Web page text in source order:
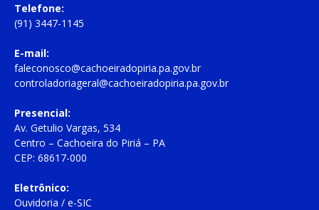
Telefone:
(91) 3447-1145
E-mail:
faleconosco@cachoeiradopiria.pa.gov.br
controladoriageral@cachoeiradopiria.pa.gov.br
Presencial:
Av. Getulio Vargas, 534
Centro – Cachoeira do Piriá – PA
CEP: 68617-000
Eletrônico:
Ouvidoria / e-SIC